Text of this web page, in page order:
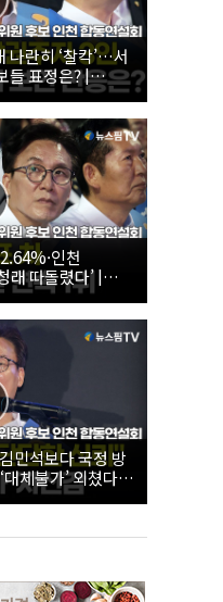
나란히 ‘찰칵’…서
들 표정은? |
표·최고위원 후
인천
따돌렸다’ |
표·최고위원 후
민석보다 국정 방
체불가’ 외쳤다 |
표·최고위원 후